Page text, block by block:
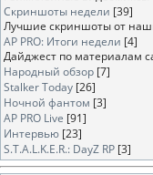
Скриншоты недели [39]
Лучшие скриншоты от
AP PRO: Итоги недели [4]
Дайджест по материалам
Народный обзор [7]
Stalker Today [26]
Ночной фантом [3]
AP PRO Live [91]
Интервью [23]
S.T.A.L.K.E.R.: DayZ RP [3]